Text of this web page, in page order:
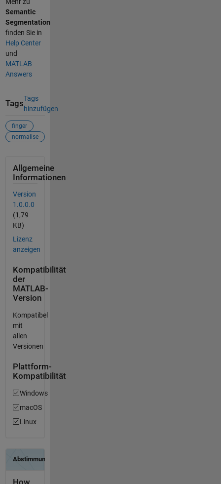
Semantic
Segmentation
finden Sie in
Help Center
und
MATLAB
Answers
Tags
Tags
hinzufügen
finger
normalise
Allgemeine
Informationen
Version
1.0.0.0
(1,79
KB)
Lizenz
anzeigen
Kompatibilität
der
MATLAB-
Version
Kompatibel
mit
allen
Versionen
Plattform-
Kompatibilität
Windows
macOS
Linux